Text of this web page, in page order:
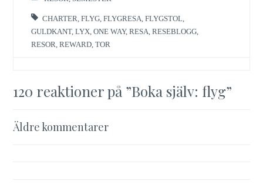
CHARTER ,FLYG ,FLYGRESA ,FLYGSTOL
GULDKANT,LYX ,ONE WAY,RESA ,RESEBLOGG
RESOR ,REWARD ,TOR
120 reaktioner på ”Boka själv: flyg”
Kommentarsnavigering
Äldre kommentarer